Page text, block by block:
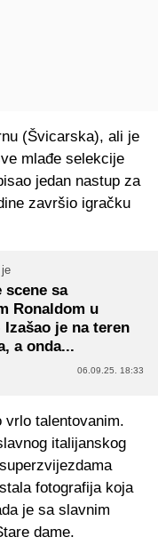
(Švicarska), ali je
mlađe selekcije
jedan nastup za
završio igračku
scene sa
Ronaldom u
je na teren
a onda...
06.09.25. 18:33
vrlo talentovanim.
italijanskog
fotografija koja
je sa slavnim
dame.